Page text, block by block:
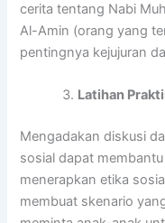
cerita tentang Nabi
Al-Amin (orang yang
pentingnya kejujuran
Latihan
Mengadakan diskusi
sosial dapat
menerapkan etika
membuat skenario